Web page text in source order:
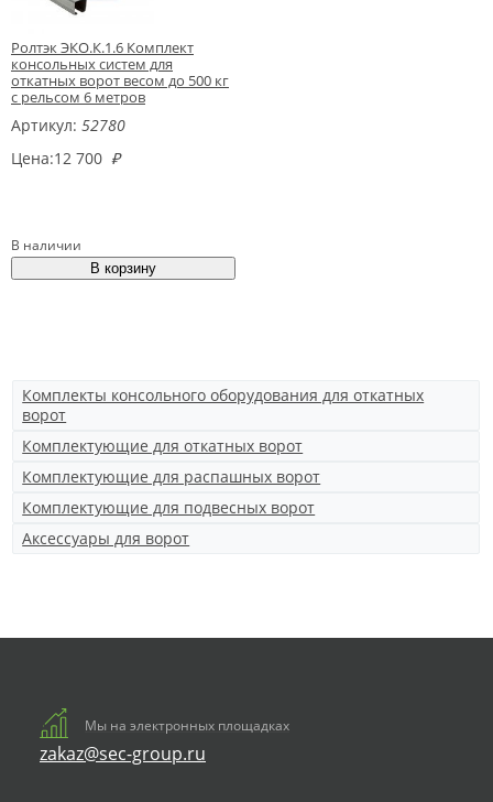
Ролтэк ЭКО.К.1.6 Комплект
консольных систем для
откатных ворот весом до 500 кг
с рельсом 6 метров
Артикул: 52780
Цена:12 700 ₽
В наличии
Комплекты консольного оборудования для откатных
ворот
Комплектующие для откатных ворот
Комплектующие для распашных ворот
Комплектующие для подвесных ворот
Аксессуары для ворот
Мы на электронных площадках
zakaz@sec-group.ru